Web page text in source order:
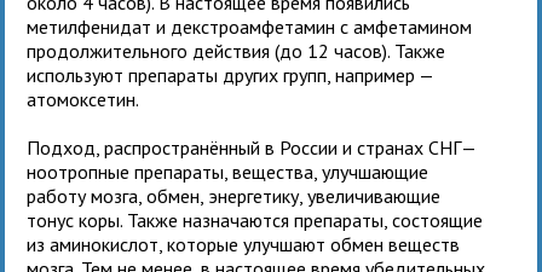
метилфенидат и декстроамфетамин с амфетамином
продолжительного действия (до 12 часов). Также
используют препараты других групп, например —
атомоксетин.
Подход, распространённый в России и странах СНГ—
ноотропные препараты, вещества, улучшающие
работу мозга, обмен, энергетику, увеличивающие
тонус коры. Также назначаются препараты, состоящие
из аминокислот, которые улучшают обмен веществ